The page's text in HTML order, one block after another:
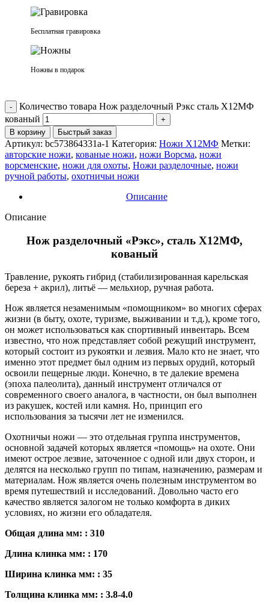
Бесплатная гравировка
Ножны в подарок
Количество товара Нож разделочный Рэкс сталь Х12МФ
кованый
В корзину Быстрый заказ
Артикул: bc573864331a-1 Категория: Ножи Х12МФ Метки:
авторские ножи, кованые ножи, ножи Ворсма, ножи
ворсменские, ножи для охоты, Ножи разделочные, ножи
ручной работы, охотничьи ножи
Описание
Описание
Нож разделочный «Рэкс», сталь Х12МФ,
кованый
Травление, рукоять гибрид (стабилизированная карельская
береза + акрил), литьё — мельхиор, ручная работа.
Нож является незаменимым «помощником» во многих сферах
жизни (в быту, охоте, туризме, выживании и т.д.), кроме того,
он может использоваться как спортивный инвентарь. Всем
известно, что нож представляет собой режущий инструмент,
который состоит из рукоятки и лезвия. Мало кто не знает, что
именно этот предмет был одним из первых орудий, который
освоили пещерные люди. Конечно, в те далекие времена
(эпоха палеолита), данный инструмент отличался от
современного своего аналога, в частности, он был выполнен
из ракушек, костей или камня. Но, принцип его
использования за тысячи лет не изменился.
Охотничьи ножи — это отдельная группа инструментов,
основной задачей которых является «помощь» на охоте. Они
имеют острое лезвие, заточенное с одной или двух сторон, и
делятся на несколько групп по типам, назначению, размерам и
материалам. Нож является очень полезным инструментом во
время путешествий и исследований. Довольно часто его
качество является залогом не только комфорта в диких
условиях, но жизни его обладателя.
Общая длина мм: : 310
Длина клинка мм: : 170
Ширина клинка мм: : 35
Толщина клинка мм: : 3.8-4.0